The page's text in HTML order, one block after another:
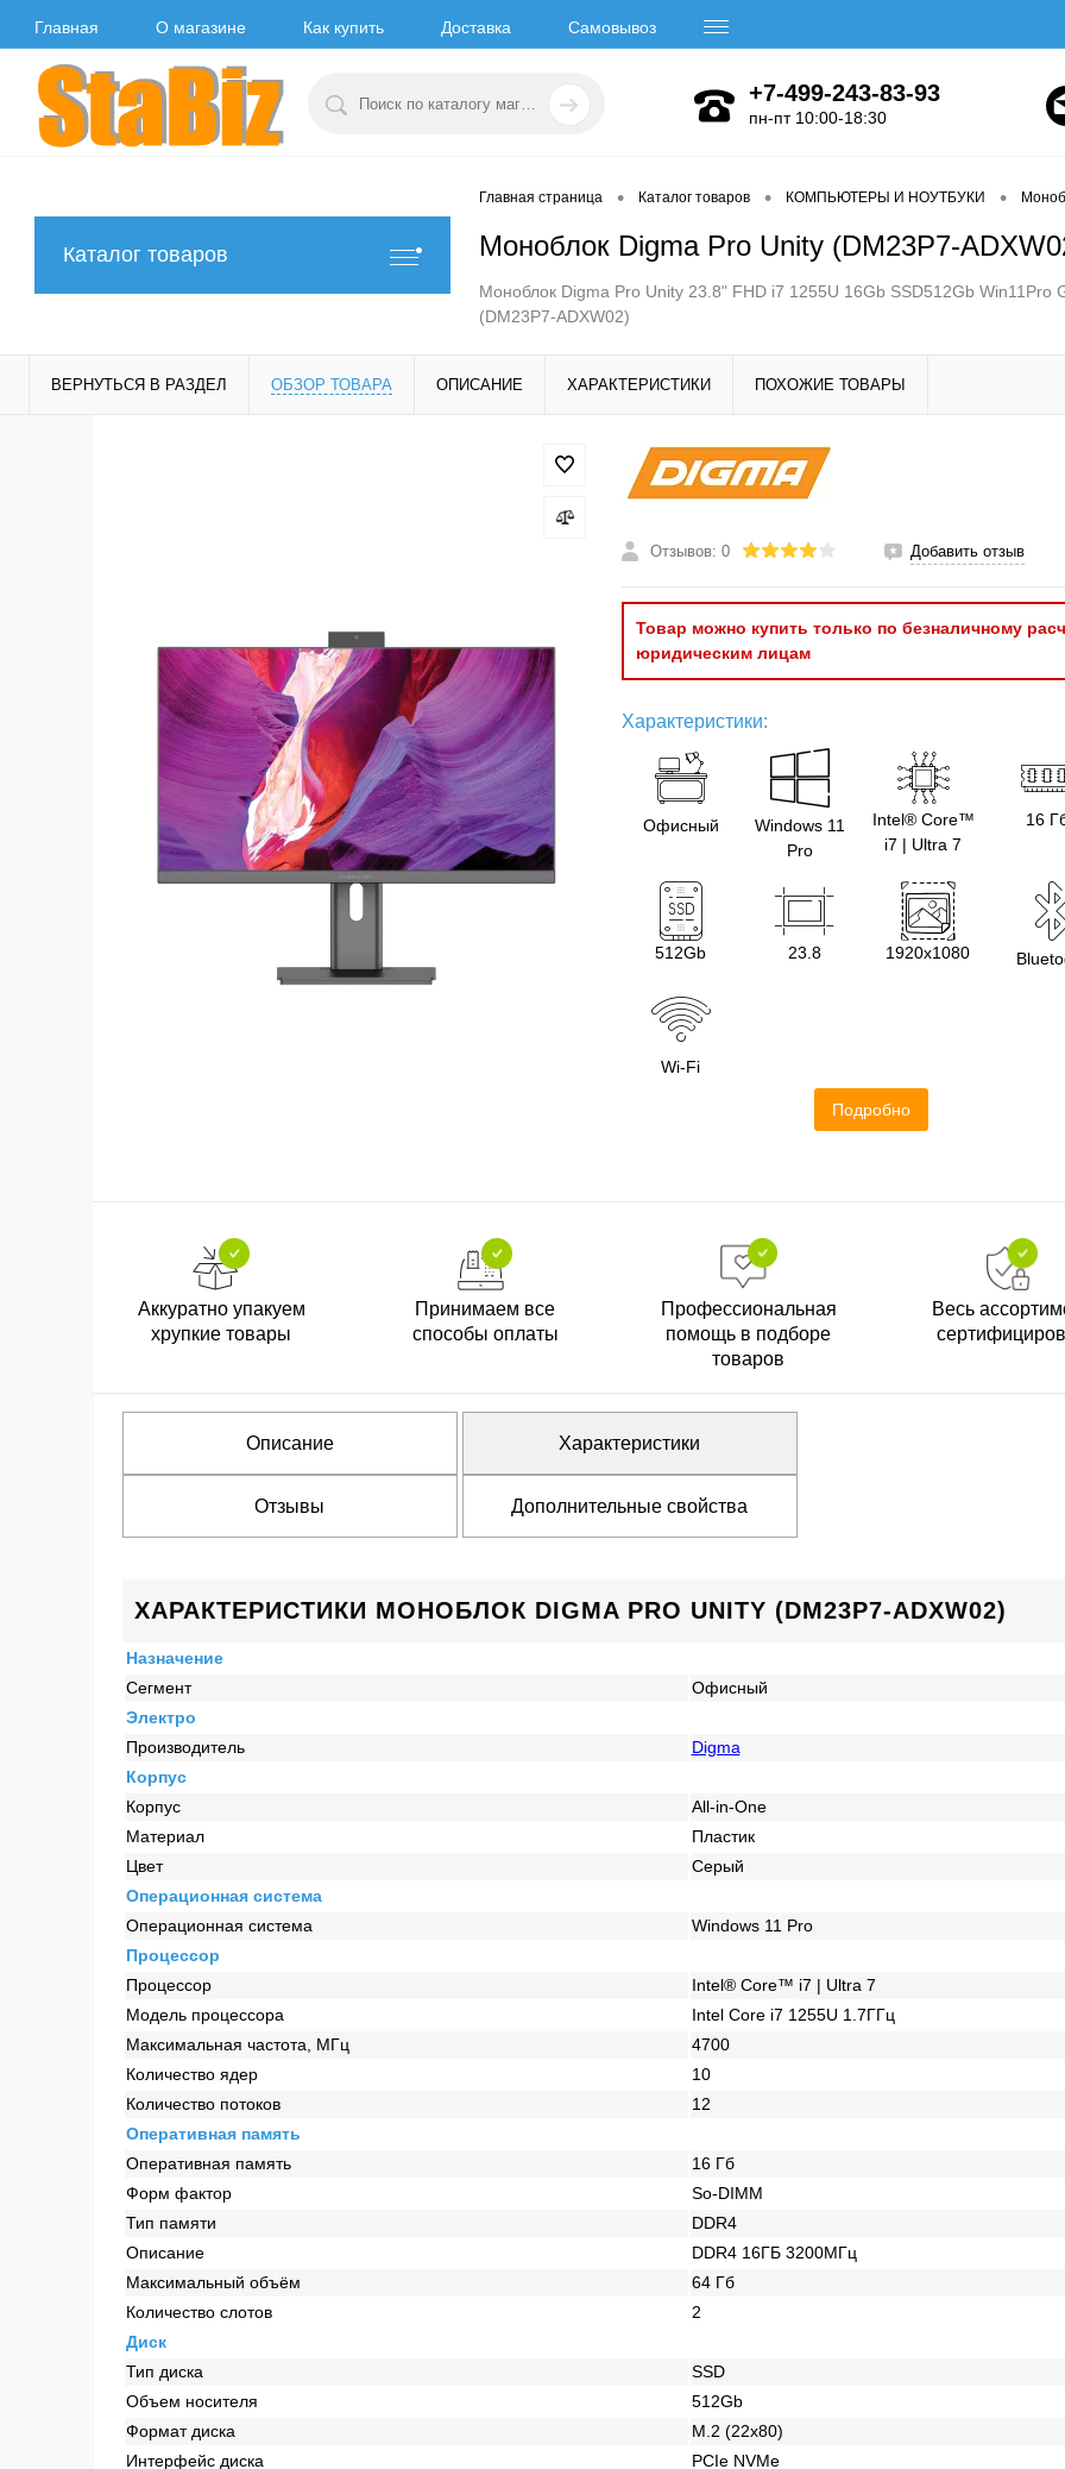
Главная О магазине Как купить Доставка Самовывоз
+7-499-243-83-93
пн-пт 10:00-18:30
Каталог товаров
Главная страница • Каталог товаров • КОМПЬЮТЕРЫ И НОУТБУКИ •
Моноблок Digma Pro Unity (DM23P7-
Моноблок Digma Pro Unity 23.8" FHD i7 1255U 16Gb SSD512Gb
(DM23P7-ADXW02)
ВЕРНУТЬСЯ В РАЗДЕЛ ОБЗОР ТОВАРА ОПИСАНИЕ ХАРАКТЕРИСТИКИ ПОХОЖИЕ ТОВАРЫ
Отзывов: 0 Добавить отзыв
Товар можно купить только по безналичному
юридическим лицам
Характеристики:
Офисный
Windows 11
Pro
Intel® Core™
i7 | Ultra 7
16
512Gb 23.8 1920х1080
Wi-Fi
Подробно
Аккуратно упакуем
хрупкие товары
Принимаем все
способы оплаты
Профессиональная
помощь в подборе
товаров
Весь
Описание Характеристики
Отзывы Дополнительные свойства
ХАРАКТЕРИСТИКИ МОНОБЛОК DIGMA PRO UNITY (DM23P7-ADXW02)
Назначение
Сегмент
Офисный
Электро
Производитель
Digma
Корпус
Корпус
All-in-One
Материал
Пластик
Цвет
Серый
Операционная система
Операционная система
Windows 11 Pro
Процессор
Процессор
Intel® Core™ i7 | Ultra 7
Модель процессора
Intel Core i7 1255U 1.7ГГц
Максимальная частота, МГц
4700
Количество ядер
10
Количество потоков
12
Оперативная память
Оперативная память
16 Гб
Форм фактор
So-DIMM
Тип памяти
DDR4
Описание
DDR4 16ГБ 3200МГц
Максимальный объём
64 Гб
Количество слотов
2
Диск
Тип диска
SSD
Объем носителя
512Gb
Формат диска
M.2 (22x80)
Интерфейс диска
PCIe NVMe